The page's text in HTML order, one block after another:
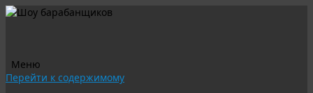
Меню
Перейти к содержимому